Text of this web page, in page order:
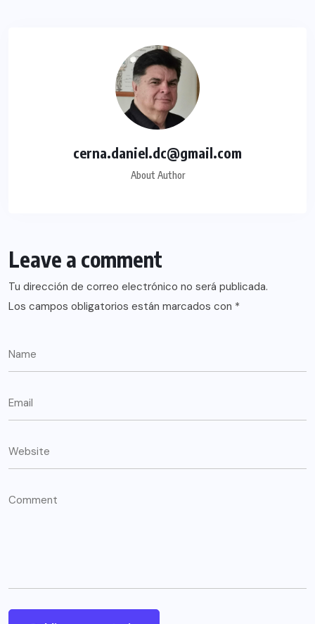
cerna.daniel.dc@gmail.com
About Author
Leave a comment
Tu dirección de correo electrónico no será publicada.
Los campos obligatorios están marcados con *